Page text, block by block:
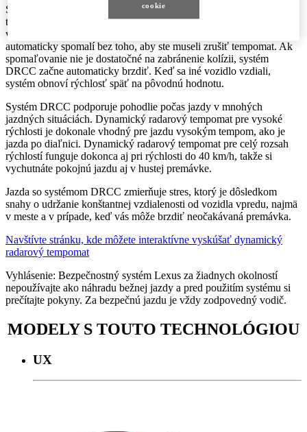
Systém DRCC zaznamenáva pomalšie vozidlá vpredu. Využíva na
to mikrovlnný radar namontovaný na mriežke chladiča a kameru vo
vozidle. Keď systém zaznamená prekážku, vaše vozidlo
automaticky spomalí bez toho, aby ste museli zrušiť tempomat. Ak
spomaľovanie nie je dostatočné na zabránenie kolízii, systém
DRCC začne automaticky brzdiť. Keď sa iné vozidlo vzdiali,
systém obnoví rýchlosť späť na pôvodnú hodnotu.
Systém DRCC podporuje pohodlie počas jazdy v mnohých
jazdných situáciách. Dynamický radarový tempomat pre vysoké
rýchlosti je dokonale vhodný pre jazdu vysokým tempom, ako je
jazda po diaľnici. Dynamický radarový tempomat pre celý rozsah
rýchlostí funguje dokonca aj pri rýchlosti do 40 km/h, takže si
vychutnáte pokojnú jazdu aj v hustej premávke.
Jazda so systémom DRCC zmierňuje stres, ktorý je dôsledkom
snahy o udržanie konštantnej vzdialenosti od vozidla vpredu, najmä
v meste a v prípade, keď vás môže brzdiť neočakávaná premávka.
Navštívte stránku, kde môžete interaktívne vyskúšať dynamický
radarový tempomat
Vyhlásenie: Bezpečnostný systém Lexus za žiadnych okolností
nepoužívajte ako náhradu bežnej jazdy a pred použitím systému si
prečítajte pokyny. Za bezpečnú jazdu je vždy zodpovedný vodič.
MODELY S TOUTO TECHNOLÓGIOU
UX
cookie